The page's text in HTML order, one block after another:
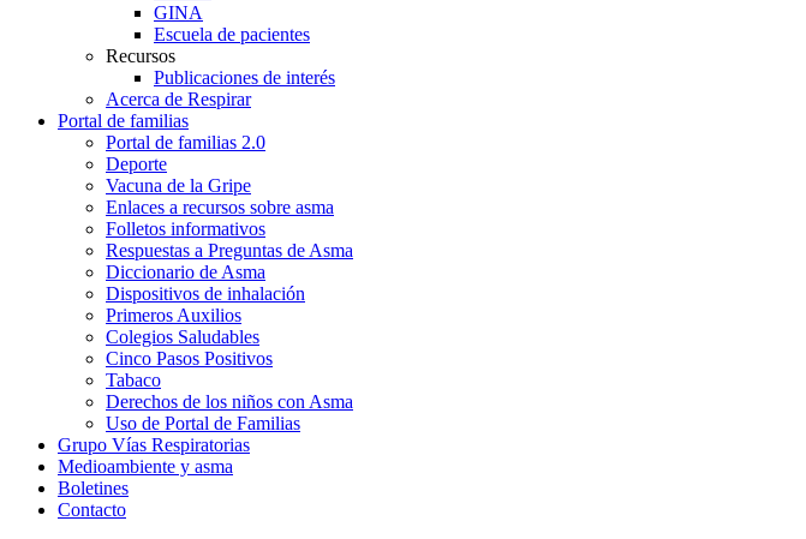
GINA
Escuela de pacientes
Recursos
Publicaciones de interés
Acerca de Respirar
Portal de familias
Portal de familias 2.0
Deporte
Vacuna de la Gripe
Enlaces a recursos sobre asma
Folletos informativos
Respuestas a Preguntas de Asma
Diccionario de Asma
Dispositivos de inhalación
Primeros Auxilios
Colegios Saludables
Cinco Pasos Positivos
Tabaco
Derechos de los niños con Asma
Uso de Portal de Familias
Grupo Vías Respiratorias
Medioambiente y asma
Boletines
Contacto